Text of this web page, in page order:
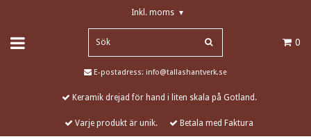
Inkl. moms ▾
0
E-postadress: info@tallashantverk.se
Keramik drejad för hand i liten skala på Gotland.
Varje produkt är unik. Betala med Faktura